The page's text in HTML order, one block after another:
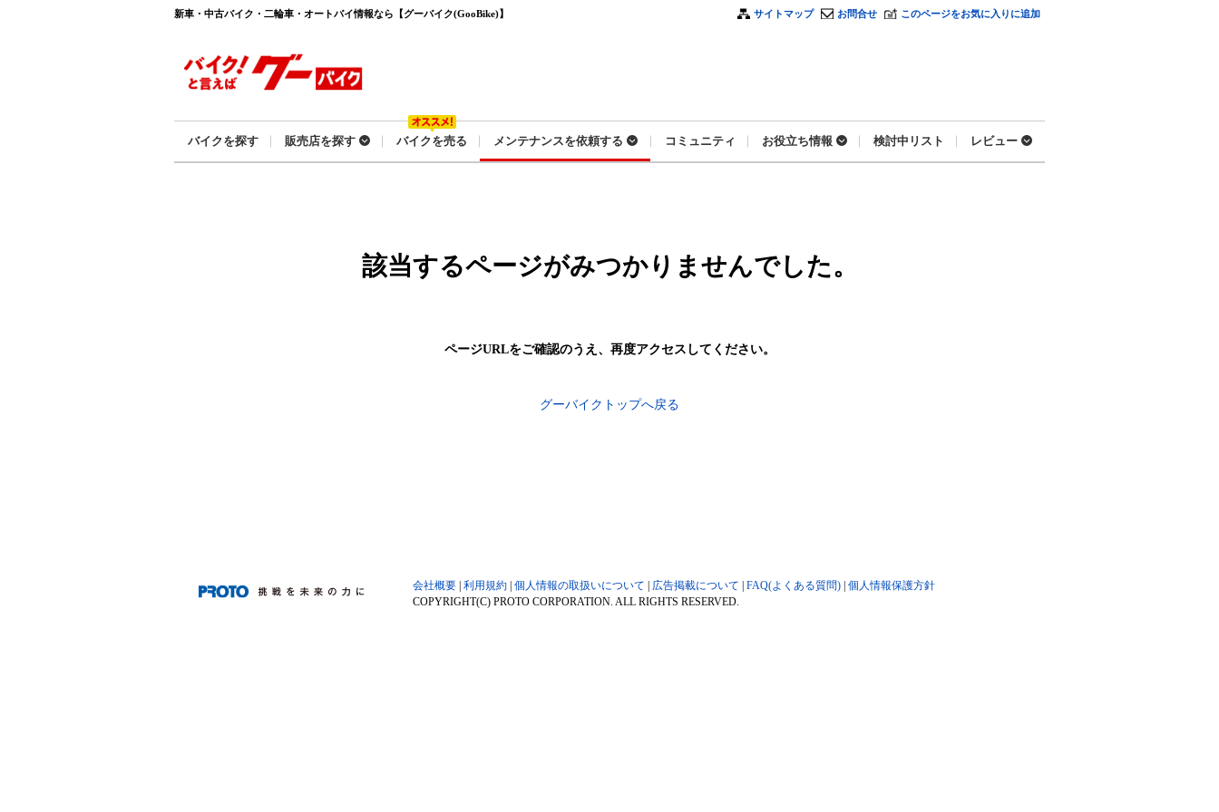
新車・中古バイク・二輪車・オートバイ情報なら【グーバイク(GooBike)】 サイトマップ お問合せ このページをお気に入りに追加
バイクを探す 販売店を探す バイクを売る メンテナンスを依頼する コミュニティ お役立ち情報 検討中リスト レビュー
該当するページがみつかりませんでした。
ページURLをご確認のうえ、 再度アクセスしてください。
グーバイクトップへ戻る
会社概要 利用規約 個人情報の取扱いについて 広告掲載について FAQ(よくある質問) 個人情報保護方針
COPYRIGHT(C) PROTO CORPORATION. ALL RIGHTS RESERVED.